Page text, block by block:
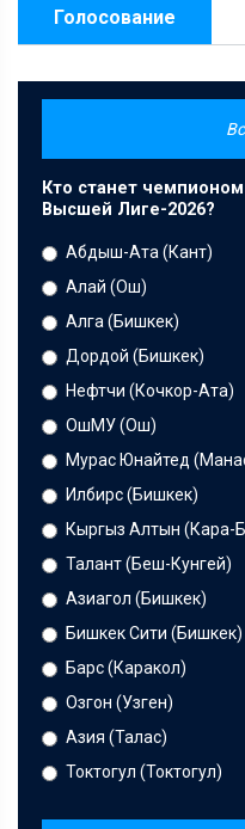
Голосование
Кто станет
Высшей Лиге-2026?
Абдыш-Ата (Кант)
Алай (Ош)
Алга (Бишкек)
Дордой (Бишкек)
Нефтчи (Кочкор-Ата)
ОшМУ (Ош)
Мурас Юнайтед
Илбирс (Бишкек)
Кыргыз Алтын (Кара-
Талант (Беш-Кунгей)
Азиагол (Бишкек)
Бишкек Сити (Бишкек)
Барс (Каракол)
Озгон (Узген)
Азия (Талас)
Токтогул (Токтогул)